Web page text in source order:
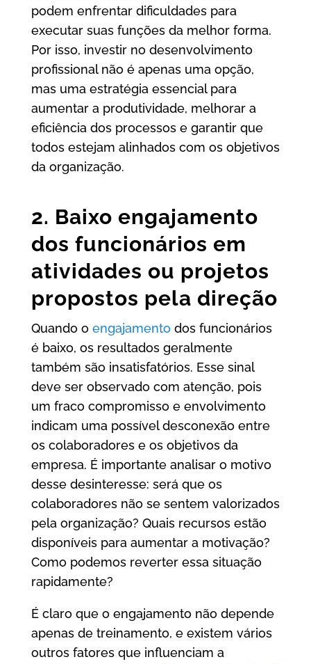
podem enfrentar dificuldades para
executar suas funções da melhor forma.
Por isso, investir no desenvolvimento
profissional não é apenas uma opção,
mas uma estratégia essencial para
aumentar a produtividade, melhorar a
eficiência dos processos e garantir que
todos estejam alinhados com os objetivos
da organização.
2. Baixo engajamento
dos funcionários em
atividades ou projetos
propostos pela direção
Quando o engajamento dos funcionários
é baixo, os resultados geralmente
também são insatisfatórios. Esse sinal
deve ser observado com atenção, pois
um fraco compromisso e envolvimento
indicam uma possível desconexão entre
os colaboradores e os objetivos da
empresa. É importante analisar o motivo
desse desinteresse: será que os
colaboradores não se sentem valorizados
pela organização? Quais recursos estão
disponíveis para aumentar a motivação?
Como podemos reverter essa situação
rapidamente?
É claro que o engajamento não depende
apenas de treinamento, e existem vários
outros fatores que influenciam a